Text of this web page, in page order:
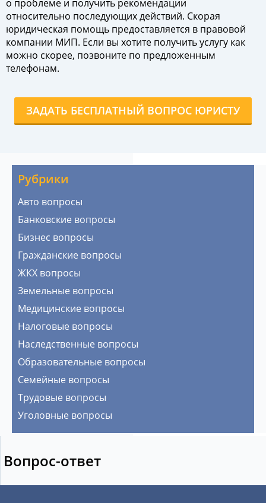
о проблеме и получить рекомендации
относительно последующих действий. Скорая
юридическая помощь предоставляется в правовой
компании МИП. Если вы хотите получить услугу как
можно скорее, позвоните по предложенным
телефонам.
ЗАДАТЬ БЕСПЛАТНЫЙ ВОПРОС ЮРИСТУ
Рубрики
Авто вопросы
Банковские вопросы
Бизнес вопросы
Гражданские вопросы
ЖКХ вопросы
Земельные вопросы
Медицинские вопросы
Налоговые вопросы
Наследственные вопросы
Образовательные вопросы
Семейные вопросы
Трудовые вопросы
Уголовные вопросы
Вопрос-ответ